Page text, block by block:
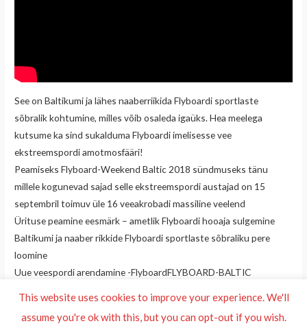
See on Baltikumi ja lähes naaberriikida Flyboardi sportlaste
sõbralik kohtumine, milles võib osaleda igaüks. Hea meelega
kutsume ka sind sukalduma Flyboardi imelisesse vee
ekstreemspordi amotmosfääri!
Peamiseks Flyboard-Weekend Baltic 2018 sündmuseks tänu
millele kogunevad sajad selle ekstreemspordi austajad on 15
septembril toimuv üle 16 veeakrobadi massiline veelend
Ürituse peamine eesmärk – ametlik Flyboardi hooaja sulgemine
Baltikumi ja naaber rikkide Flyboardi sportlaste sõbraliku pere
loomine
Uue veespordi arendamine -FlyboardFLYBOARD-BALTIC
This website uses cookies to improve your experience. We'll
assume you're ok with this, but you can opt-out if you wish.